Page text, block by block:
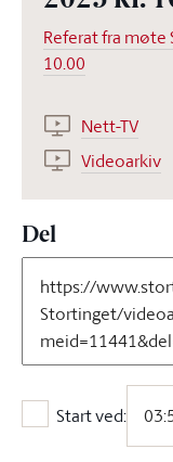
Referat fra møte
10.00
Nett-TV
Videoarkiv
Del
Start ved:
Start